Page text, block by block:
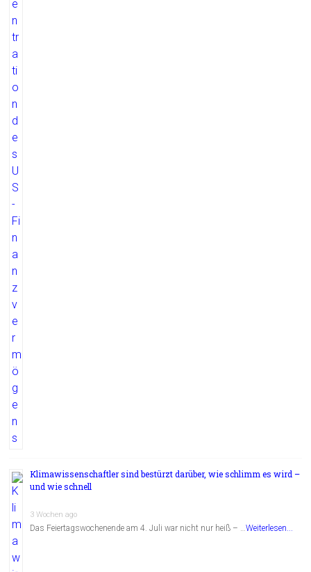
Klimawissenschaftler sind bestürzt darüber, wie schlimm es wird –
und wie schnell
3 Wochen ago
Das Feiertagswochenende am 4. Juli war nicht nur heiß – …Weiterlesen...